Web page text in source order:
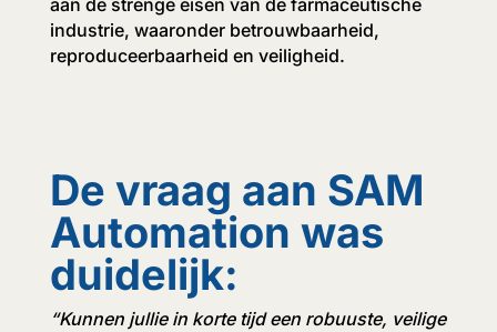
aan de strenge eisen van de farmaceutische
industrie, waaronder betrouwbaarheid,
reproduceerbaarheid en veiligheid.
De vraag aan SAM
Automation was
duidelijk:
“Kunnen jullie in korte tijd een robuuste, veilige